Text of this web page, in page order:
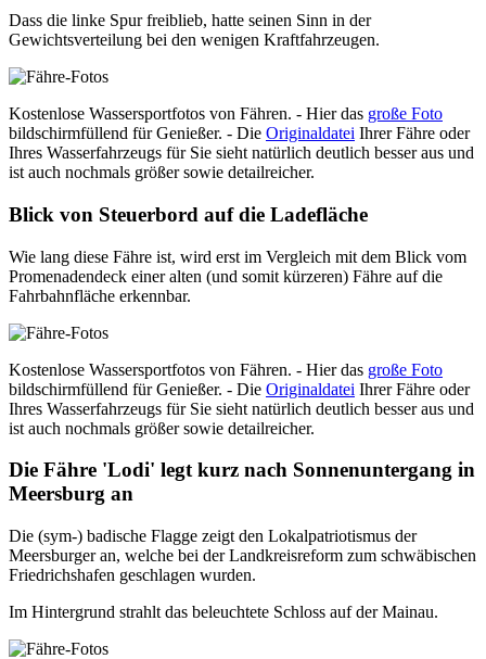
Dass die linke Spur freiblieb, hatte seinen Sinn in der
Gewichtsverteilung bei den wenigen Kraftfahrzeugen.
Kostenlose Wassersportfotos von Fähren. - Hier das große Foto
bildschirmfüllend für Genießer. - Die Originaldatei Ihrer Fähre oder
Ihres Wasserfahrzeugs für Sie sieht natürlich deutlich besser aus und
ist auch nochmals größer sowie detailreicher.
Blick von Steuerbord auf die Ladefläche
Wie lang diese Fähre ist, wird erst im Vergleich mit dem Blick vom
Promenadendeck einer alten (und somit kürzeren) Fähre auf die
Fahrbahnfläche erkennbar.
Kostenlose Wassersportfotos von Fähren. - Hier das große Foto
bildschirmfüllend für Genießer. - Die Originaldatei Ihrer Fähre oder
Ihres Wasserfahrzeugs für Sie sieht natürlich deutlich besser aus und
ist auch nochmals größer sowie detailreicher.
Die Fähre 'Lodi' legt kurz nach Sonnenuntergang in
Meersburg an
Die (sym-) badische Flagge zeigt den Lokalpatriotismus der
Meersburger an, welche bei der Landkreisreform zum schwäbischen
Friedrichshafen geschlagen wurden.
Im Hintergrund strahlt das beleuchtete Schloss auf der Mainau.